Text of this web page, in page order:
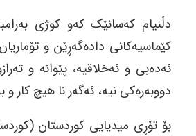
دڵنیام کەسانێک کەو کوژی
کێماسیەکانی دادەگەڕێن و
ئەدەبی و ئەخلاقیە، پێوانە و
دووبەرەکی نیە، ئەگەر نا هیچ کار
بۆ تۆڕی میدیایی کوردستان